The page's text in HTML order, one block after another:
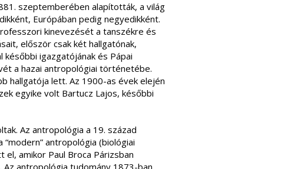
szeptemberében alapították, a világ
Európában pedig negyedikként.
kinevezését a tanszékre és
először csak két hallgatónak,
igazgatójának és Pápai
a hazai antropológiai történetébe.
hallgatója lett. Az 1900-as évek elején
egyike volt Bartucz Lajos, későbbi
Az antropológia a 19. század
antropológia (biológiai
amikor Paul Broca Párizsban
antropológia tudomány 1873-ban